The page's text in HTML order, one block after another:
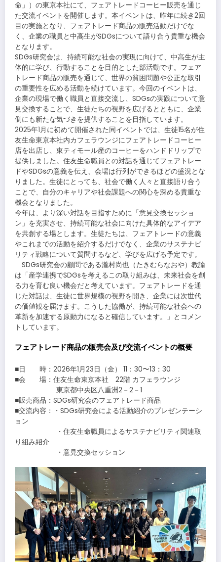
命」）の東京本社にて、フェアトレードコーヒー販売を通じ
た交流イベントを開催します。本イベントは、昨年に続き2回
目の実施となり、フェアトレード商品の販売活動だけでな
く、企業の職員と中高生がSDGsについて語り合う貴重な機会
となります。
SDGs研究会は、持続可能な社会の実現に向けて、中高生が主
体的に学び、行動することを目的とした部活動です。フェア
トレード商品の販売を通じて、世界の貧困問題や公正な取引
の重要性を広める活動を続けています。今回のイベントは、
企業の現場で働く職員と直接交流し、SDGsの実践について意
見交換することで、生徒たちの視野を広げるとともに、企業
側にも新たな気づきを提供することを目指しています。
2025年1月に初めて開催された同イベントでは、生徒15名が住
友生命東京本社内カフェラウンジにフェアトレードコーヒー
店を出店し、東ティモール産のコーヒーをハンドドリップで
提供しました。住友生命職員との対話を通じてフェアトレー
ドやSDGsの意義を伝え、会場は行列ができるほどの盛況とな
りました。生徒にとっても、社会で働く人々と直接語り合う
ことで、自分のキャリアや社会課題への関心を深める貴重な
機会となりました。
今年は、より深い対話を目指すために「意見交換セッショ
ン」を充実させ、持続可能な社会に向けた具体的なアイデア
を共創する場とします。生徒たちは、フェアトレードの意義
やこれまでの活動を紹介するだけでなく、企業のサステナビ
リティ戦略について質問するなど、学びを広げる予定です。
SDGs研究会の顧問である瀧村尚也（たきむらなおや）教諭
は「産学連携でSDGsを考えるこの取り組みは、未来社会を創
る力を育む良い機会だと考えています。フェアトレードを通
じた対話は、生徒に世界規模の視野を開き、企業には次世代
の価値観を届けます。こうした協働が、持続可能な社会への
革新を加速する原動力になると確信しています。」とコメン
トしています。
フェアトレード商品の販売会及び交流イベントの概要
■日 時：2026年1月23日（金） 11：30〜13：30
■会 場：住友生命東京本社 22階 カフェラウンジ
東京都中央区八重洲2－2－1
■販売商品：SDGs研究会のフェアトレード商品
■交流内容：・SDGs研究会による活動紹介のプレゼンテーシ
ョン
・住友生命職員によるサステナビリティ関連取
り組み紹介
・意見交換セッション